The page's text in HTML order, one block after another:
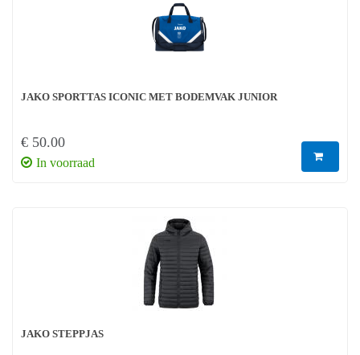
JAKO SPORTTAS ICONIC MET BODEMVAK JUNIOR
€ 50.00
In voorraad
JAKO STEPPJAS